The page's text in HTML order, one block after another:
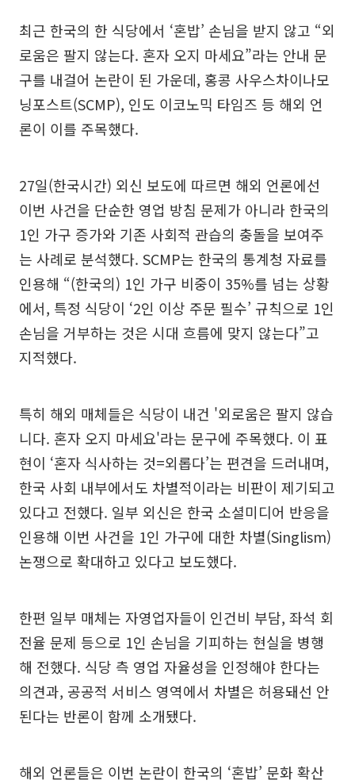
최근 한국의 한 식당에서 ‘혼밥’ 손님을 받지 않고 “외
로움은 팔지 않는다. 혼자 오지 마세요”라는 안내 문
구를 내걸어 논란이 된 가운데, 홍콩 사우스차이나모
닝포스트(SCMP), 인도 이코노믹 타임즈 등 해외 언
론이 이를 주목했다.
27일(한국시간) 외신 보도에 따르면 해외 언론에선
이번 사건을 단순한 영업 방침 문제가 아니라 한국의
1인 가구 증가와 기존 사회적 관습의 충돌을 보여주
는 사례로 분석했다. SCMP는 한국의 통계청 자료를
인용해 “(한국의) 1인 가구 비중이 35%를 넘는 상황
에서, 특정 식당이 ‘2인 이상 주문 필수’ 규칙으로 1인
손님을 거부하는 것은 시대 흐름에 맞지 않는다”고
지적했다.
특히 해외 매체들은 식당이 내건 '외로움은 팔지 않습
니다. 혼자 오지 마세요'라는 문구에 주목했다. 이 표
현이 ‘혼자 식사하는 것=외롭다’는 편견을 드러내며,
한국 사회 내부에서도 차별적이라는 비판이 제기되고
있다고 전했다. 일부 외신은 한국 소셜미디어 반응을
인용해 이번 사건을 1인 가구에 대한 차별(Singlism)
논쟁으로 확대하고 있다고 보도했다.
한편 일부 매체는 자영업자들이 인건비 부담, 좌석 회
전율 문제 등으로 1인 손님을 기피하는 현실을 병행
해 전했다. 식당 측 영업 자율성을 인정해야 한다는
의견과, 공공적 서비스 영역에서 차별은 허용돼선 안
된다는 반론이 함께 소개됐다.
해외 언론들은 이번 논란이 한국의 ‘혼밥’ 문화 확산